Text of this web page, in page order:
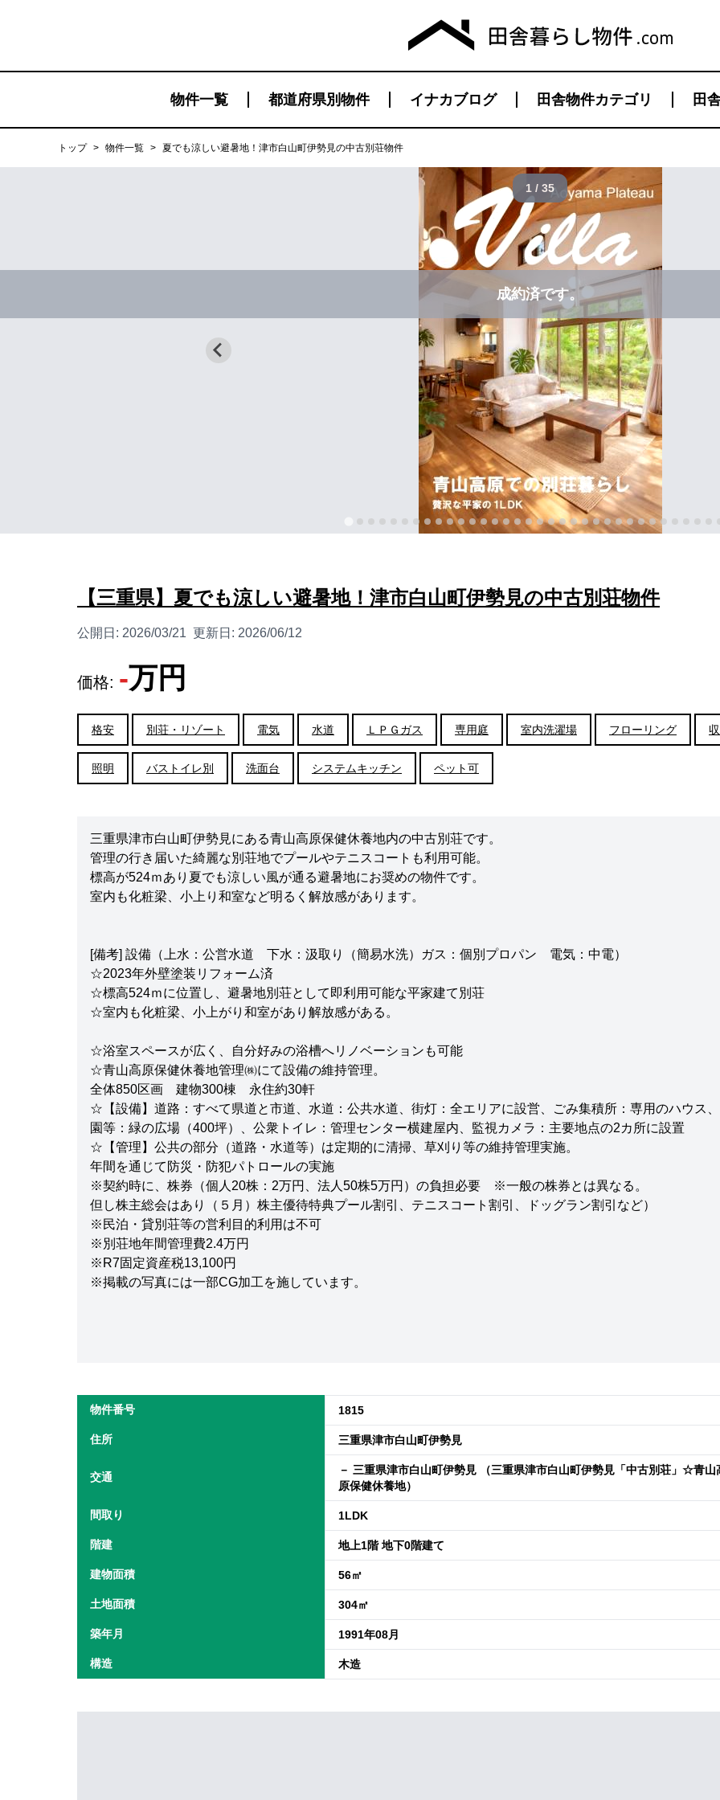
物件一覧 都道府県別物件 イナカブログ 田舎物件カテゴリ 田
トップ > 物件一覧 > 夏でも涼しい避暑地！津市白山町伊勢見の中古別荘物件
成約済です。
1 / 35
【三重県】夏でも涼しい避暑地！津市白山町伊勢見の中古別荘物件
公開日: 2026/03/21 更新日: 2026/06/12
価格: -万円
格安 別荘・リゾート 電気 水道 ＬＰＧガス 専用庭 室内洗濯場 フローリング
照明 バストイレ別 洗面台 システムキッチン ペット可
三重県津市白山町伊勢見にある青山高原保健休養地内の中古別荘です。
管理の行き届いた綺麗な別荘地でプールやテニスコートも利用可能。
標高が524ｍあり夏でも涼しい風が通る避暑地にお奨めの物件です。
室内も化粧梁、小上り和室など明るく解放感があります。
[備考] 設備（上水：公営水道 下水：汲取り（簡易水洗）ガス：個別プロパン 電気：中電）
☆2023年外壁塗装リフォーム済
☆標高524ｍに位置し、避暑地別荘として即利用可能な平家建て別荘
☆室内も化粧梁、小上がり和室があり解放感がある。
☆浴室スペースが広く、自分好みの浴槽へリノベーションも可能
☆青山高原保健休養地管理㈱にて設備の維持管理。
全体850区画 建物300棟 永住約30軒
☆【設備】道路：すべて県道と市道、水道：公共水道、街灯：全エリアに設営、ごみ集積所：専用のハウス
園等：緑の広場（400坪）、公衆トイレ：管理センター横建屋内、監視カメラ：主要地点の2カ所に設置
☆【管理】公共の部分（道路・水道等）は定期的に清掃、草刈り等の維持管理実施。
年間を通じて防災・防犯パトロールの実施
※契約時に、株券（個人20株：2万円、法人50株5万円）の負担必要 ※一般の株券とは異なる。
但し株主総会はあり（５月）株主優待特典プール割引、テニスコート割引、ドッグラン割引など）
※民泊・貸別荘等の営利目的利用は不可
※別荘地年間管理費2.4万円
※R7固定資産税13,100円
※掲載の写真には一部CG加工を施しています。
物件番号 1815
住所 三重県津市白山町伊勢見
交通
－ 三重県津市白山町伊勢見 （三重県津市白山町伊勢見「中古別荘」☆青山
原保健休養地）
間取り 1LDK
階建 地上1階 地下0階建て
建物面積 56㎡
土地面積 304㎡
築年月 1991年08月
構造 木造